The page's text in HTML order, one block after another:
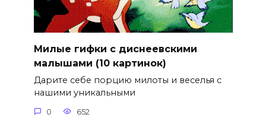
Милые гифки с диснеевскими
малышами (10 картинок)
Дарите себе порцию милоты и веселья с
нашими уникальными
0 652